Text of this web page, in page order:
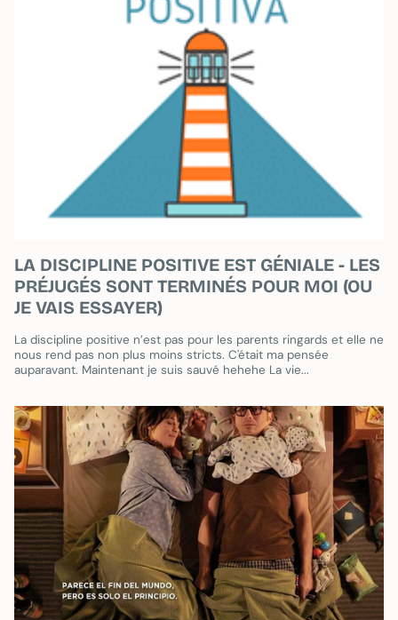
LA DISCIPLINE POSITIVE EST GÉNIALE - LES
PRÉJUGÉS SONT TERMINÉS POUR MOI (OU
JE VAIS ESSAYER)
La discipline positive n’est pas pour les parents ringards et elle ne
nous rend pas non plus moins stricts. C'était ma pensée
auparavant. Maintenant je suis sauvé hehehe La vie...